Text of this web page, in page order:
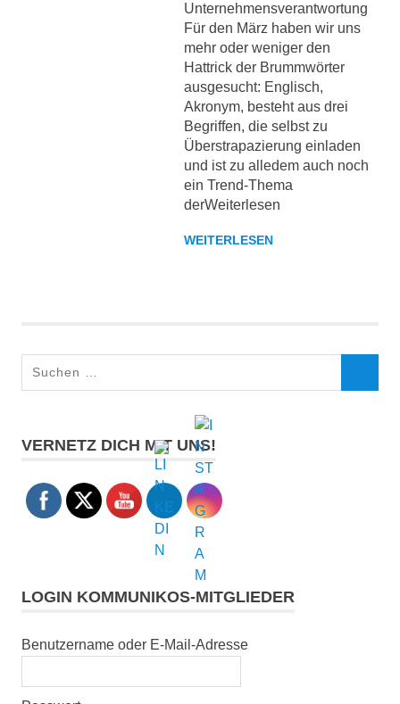
Unternehmensverantwortung
Für den März haben wir uns
mehr oder weniger den
Hattrick der Brummwörter
ausgesucht: Englisch,
Akronym, besteht aus drei
Begriffen, die selbst zu
Überstrapazierung einladen
und ist zu alledem auch noch
ein Trend-Thema
derWeiterlesen
WEITERLESEN
VERNETZ DICH MIT UNS!
LOGIN KOMMUNIKOS-MITGLIEDER
Benutzername oder E-Mail-Adresse